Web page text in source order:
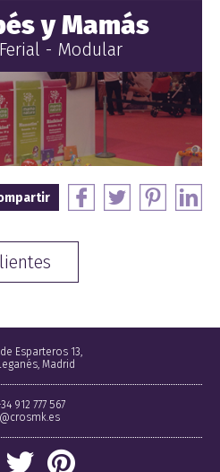
y Mamás
- Modular
Esparteros 13,
Madrid
912 777 567